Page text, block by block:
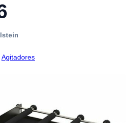
Agitadores